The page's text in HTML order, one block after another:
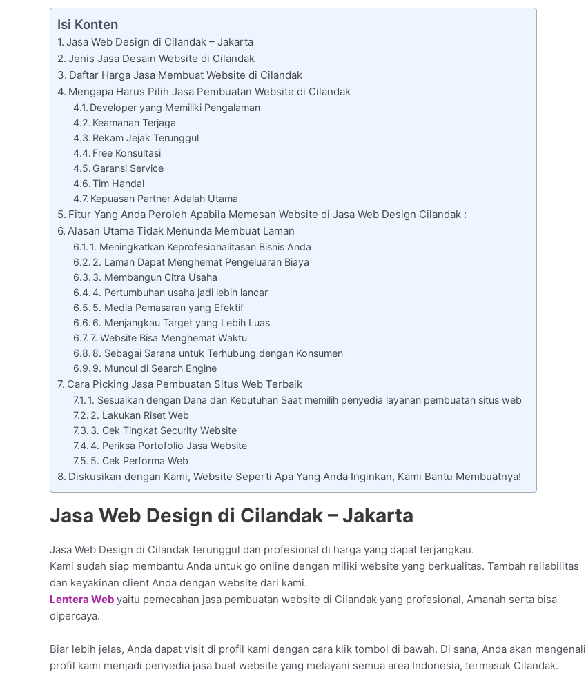
Isi Konten
Jasa Web Design di Cilandak – Jakarta
Jenis Jasa Desain Website di Cilandak
Daftar Harga Jasa Membuat Website di Cilandak
Mengapa Harus Pilih Jasa Pembuatan Website di Cilandak
Developer yang Memiliki Pengalaman
Keamanan Terjaga
Rekam Jejak Terunggul
Free Konsultasi
Garansi Service
Tim Handal
Kepuasan Partner Adalah Utama
Fitur Yang Anda Peroleh Apabila Memesan Website di Jasa Web Design Cilandak :
Alasan Utama Tidak Menunda Membuat Laman
1. Meningkatkan Keprofesionalitasan Bisnis Anda
2. Laman Dapat Menghemat Pengeluaran Biaya
3. Membangun Citra Usaha
4. Pertumbuhan usaha jadi lebih lancar
5. Media Pemasaran yang Efektif
6. Menjangkau Target yang Lebih Luas
7. Website Bisa Menghemat Waktu
8. Sebagai Sarana untuk Terhubung dengan Konsumen
9. Muncul di Search Engine
Cara Picking Jasa Pembuatan Situs Web Terbaik
1. Sesuaikan dengan Dana dan Kebutuhan Saat memilih penyedia layanan pembuatan situs web
2. Lakukan Riset Web
3. Cek Tingkat Security Website
4. Periksa Portofolio Jasa Website
5. Cek Performa Web
Diskusikan dengan Kami, Website Seperti Apa Yang Anda Inginkan, Kami Bantu Membuatnya!
Jasa Web Design di Cilandak – Jakarta
Jasa Web Design di Cilandak terunggul dan profesional di harga yang dapat terjangkau.
Kami sudah siap membantu Anda untuk go online dengan miliki website yang berkualitas. Tambah reliabilitas
dan keyakinan client Anda dengan website dari kami.
Lentera Web yaitu pemecahan jasa pembuatan website di Cilandak yang profesional, Amanah serta bisa
dipercaya.
Biar lebih jelas, Anda dapat visit di profil kami dengan cara klik tombol di bawah. Di sana, Anda akan mengenali
profil kami menjadi penyedia jasa buat website yang melayani semua area Indonesia, termasuk Cilandak.